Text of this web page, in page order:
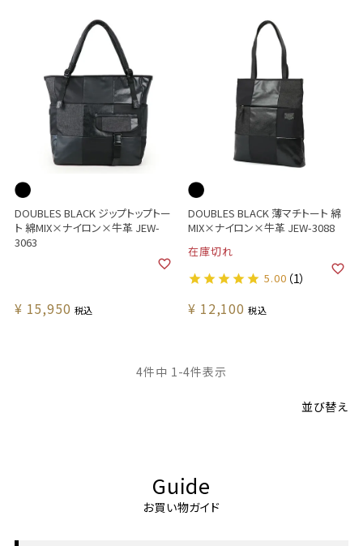
DOUBLES BLACK ジップトップトー
ト 綿MIX×ナイロン×牛革 JEW-
3063
¥ 15,950 税込
DOUBLES BLACK 薄マチトート 綿
MIX×ナイロン×牛革 JEW-3088
在庫切れ
¥ 12,100 税込
5.00 （1）
並び替え
4件中 1-4件表示
Guide
お買い物ガイド